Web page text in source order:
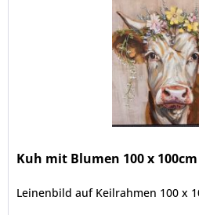
Kuh mit Blumen 100 x
Leinenbild auf Keilrahmen 100 x